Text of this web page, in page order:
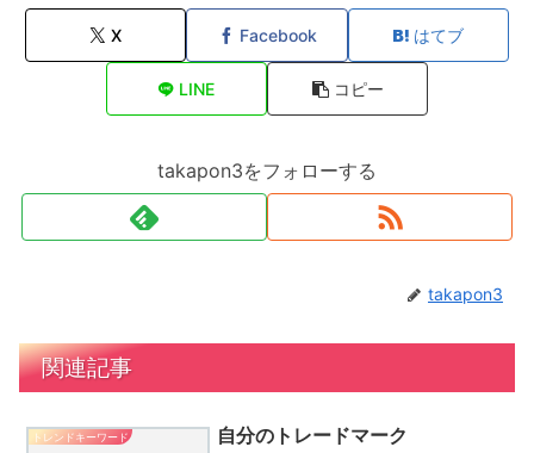
X Facebook はてブ
LINE コピー
takapon3をフォローする
takapon3
関連記事
トレンドキーワード 自分のトレードマーク